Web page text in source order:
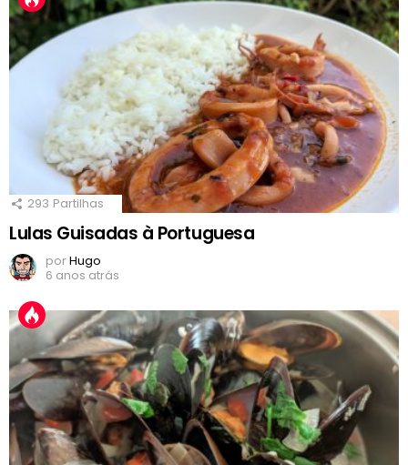
293 Partilhas
Lulas Guisadas à Portuguesa
porHugo
6 anos atrás